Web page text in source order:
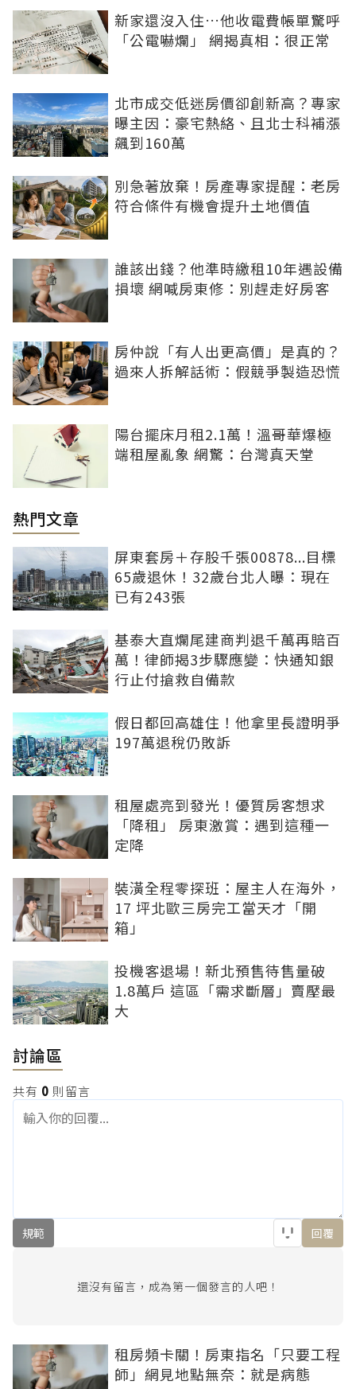
新家還沒入住…他收電費帳單驚呼
「公電嚇爛」 網揭真相：很正常
北市成交低迷房價卻創新高？專家
曝主因：豪宅熱絡、且北士科補漲
飆到160萬
別急著放棄！房產專家提醒：老房
符合條件有機會提升土地價值
誰該出錢？他準時繳租10年遇設備
損壞 網喊房東修：別趕走好房客
房仲說「有人出更高價」是真的？
過來人拆解話術：假競爭製造恐慌
陽台擺床月租2.1萬！溫哥華爆極
端租屋亂象 網驚：台灣真天堂
熱門文章
屏東套房＋存股千張00878...目標
65歲退休！32歲台北人曝：現在
已有243張
基泰大直爛尾建商判退千萬再賠百
萬！律師揭3步驟應變：快通知銀
行止付搶救自備款
假日都回高雄住！他拿里長證明爭
197萬退稅仍敗訴
租屋處亮到發光！優質房客想求
「降租」 房東激賞：遇到這種一
定降
裝潢全程零探班：屋主人在海外，
17 坪北歐三房完工當天才「開
箱」
投機客退場！新北預售待售量破
1.8萬戶 這區「需求斷層」賣壓最
大
討論區
共有 0 則留言
規範 回覆
還沒有留言，成為第一個發言的人吧！
租房頻卡關！房東指名「只要工程
師」網見地點無奈：就是病態